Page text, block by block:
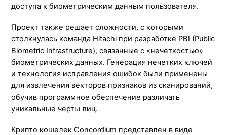
доступа к биометрическим данным пользователя.
Проект также решает сложности, с которыми
столкнулась команда Hitachi при разработке PBI (Public
Biometric Infrastructure), связанные с «нечеткостью»
биометрических данных. Генерация нечетких ключей
и технология исправления ошибок были применены
для извлечения векторов признаков из сканирований,
обучив программное обеспечение различать
уникальные черты лиц.
Крипто кошелек Concordium представлен в виде